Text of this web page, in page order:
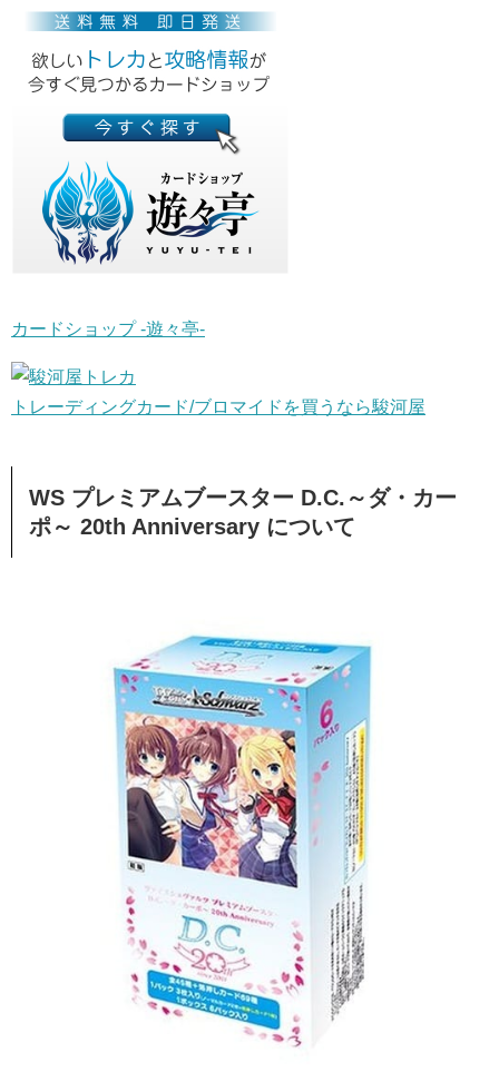
カードショップ -遊々亭-
トレーディングカード/ブロマイドを買うなら駿河屋
WS プレミアムブースター D.C.～ダ・カー
ポ～ 20th Anniversary について